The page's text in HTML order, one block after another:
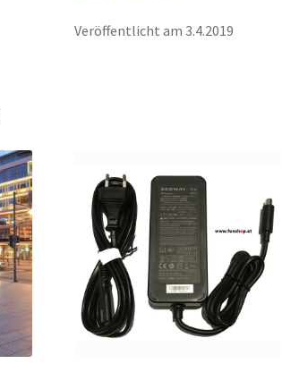
Veröffentlicht am 3.4.2019